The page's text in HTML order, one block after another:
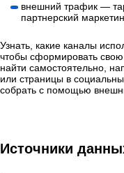
внешний трафик —
партнерский
Узнать, какие каналы
чтобы сформировать
найти самостоятельно,
или страницы в
собрать с помощью
Источники